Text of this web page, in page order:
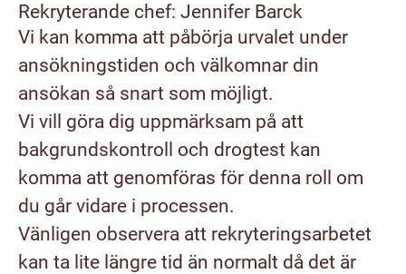
Rekryterande chef: Jennifer Barck
Vi kan komma att påbörja urvalet under
ansökningstiden och välkomnar din
ansökan så snart som möjligt.
Vi vill göra dig uppmärksam på att
bakgrundskontroll och drogtest kan
komma att genomföras för denna roll om
du går vidare i processen.
Vänligen observera att rekryteringsarbetet
kan ta lite längre tid än normalt då det är